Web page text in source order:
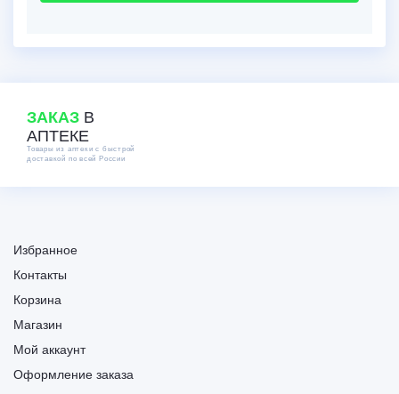
ЗАКАЗ В
АПТЕКЕ
Товары из аптеки с быстрой
доставкой по всей России
Избранное
Контакты
Корзина
Магазин
Мой аккаунт
Оформление заказа